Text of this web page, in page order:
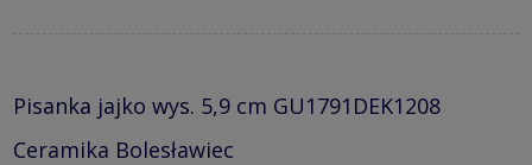
Pisanka jajko wys. 5,9 cm GU1791DEK1208
Ceramika Bolesławiec